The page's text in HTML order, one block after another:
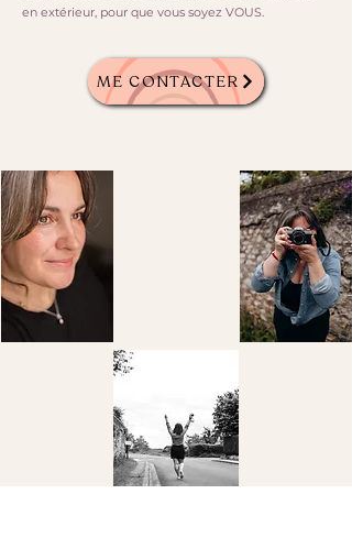
en extérieur, pour que vous soyez VOUS.
ME CONTACTER